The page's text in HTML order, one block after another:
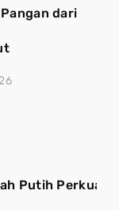
dari
Putih Perkuat